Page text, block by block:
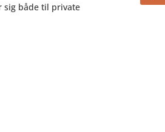
sig både til private